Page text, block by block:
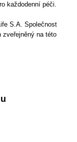
každodenní péči.
S.A. Společnost
zveřejněný na této